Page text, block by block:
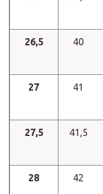
26,5 40
27 41
27,5 41,5
28 42